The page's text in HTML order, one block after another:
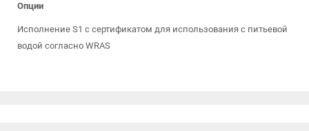
Опции
Исполнение S1 с сертификатом для использования с питьевой
водой согласно WRAS